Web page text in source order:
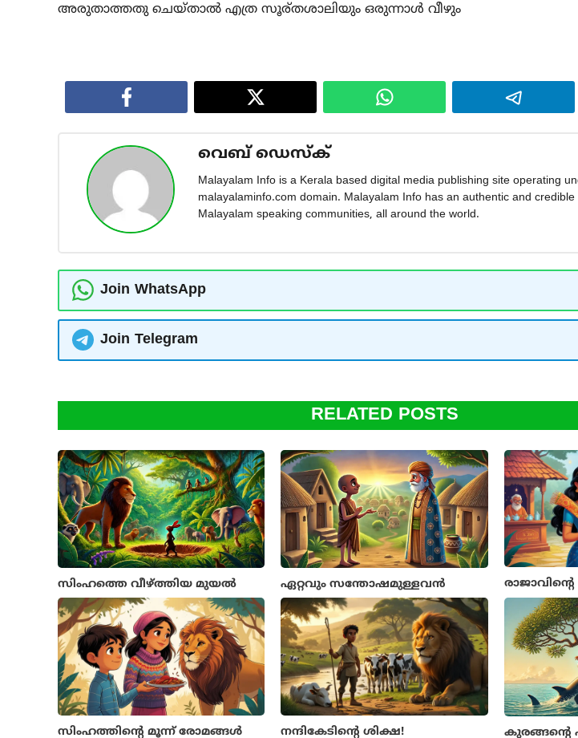
അരുതാത്തതു ചെയ്താല്‍ എത്ര സൂര്തശാലിയും ഒരുന്നാള്‍ വീഴും
വെബ് ഡെസ്ക്
Malayalam Info is a Kerala based digital media publishing site operating
malayalaminfo.com domain. Malayalam Info has an authentic and
Malayalam speaking communities, all around the world.
Join WhatsApp
Join Telegram
RELATED POSTS
സിംഹത്തെ വീഴ്ത്തിയ മുയല്‍ ഏറ്റവും സന്തോഷമുള്ളവൻ
സിംഹത്തിന്റെ മൂന്ന്‌ രോമങ്ങള്‍ നന്ദികേടിന്റെ ശിക്ഷ! കുരങ്ങന്റെ